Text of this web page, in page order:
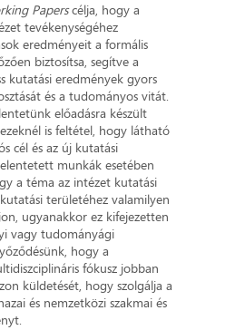
Paperscélja, hogy a
tevékenységéhez
eredményeit a formális
biztosítsa, segítve a
kutatási eredmények gyors
és a tudományos vitát.
előadásra készült
is feltétel, hogy látható
cél és az új kutatási
munkák esetében
a téma az intézet kutatási
területéhez valamilyen
ugyanakkor ez kifejezetten
vagy tudományági
hogy a
fókusz jobban
küldetését, hogy szolgálja a
és nemzetközi szakmai és